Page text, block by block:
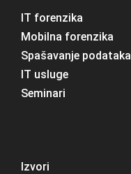
IT forenzika
Mobilna forenzika
Spašavanje podataka
IT usluge
Seminari
Izvori